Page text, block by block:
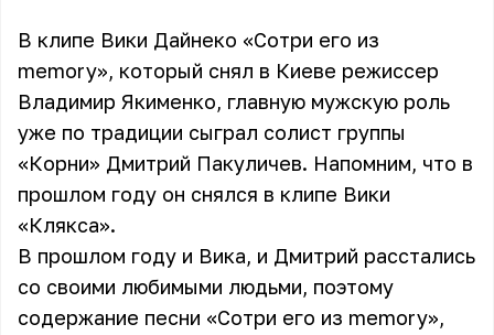
В клипе Вики Дайнеко «Сотри его из
memory», который снял в Киеве режиссер
Владимир Якименко, главную мужскую роль
уже по традиции сыграл солист группы
«Корни» Дмитрий Пакуличев. Напомним, что в
прошлом году он снялся в клипе Вики
«Клякса».
В прошлом году и Вика, и Дмитрий расстались
со своими любимыми людьми, поэтому
содержание песни «Сотри его из memory»,